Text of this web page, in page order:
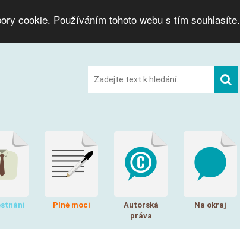
cookie. Používáním tohoto webu s tím souhlasíte.
Plné moci
Autorská
práva
Na okraj